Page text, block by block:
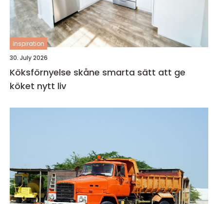
inspiration
30. July 2026
Köksförnyelse skåne smarta sätt att ge
köket nytt liv